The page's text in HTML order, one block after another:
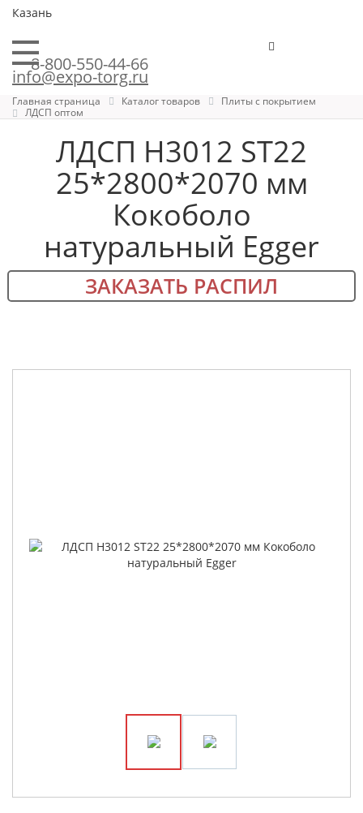
Казань
8-800-550-44-66
info@expo-torg.ru
Главная страница Каталог товаров
Плиты с покрытием
ЛДСП оптом
ЛДСП H3012 ST22
25*2800*2070 мм
Кокоболо
натуральный Egger
ЗАКАЗАТЬ РАСПИЛ